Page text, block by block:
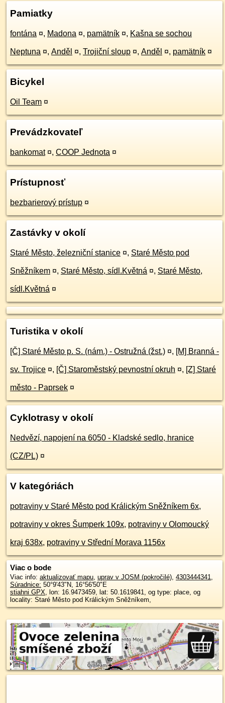
Pamiatky
fontána ¤, Madona ¤, pamätník ¤, Kašna se sochou
Neptuna ¤, Anděl ¤, Trojiční sloup ¤, Anděl ¤, pamätník ¤
Bicykel
Oil Team ¤
Prevádzkovateľ
bankomat ¤, COOP Jednota ¤
Prístupnosť
bezbarierový prístup ¤
Zastávky v okolí
Staré Město, železniční stanice ¤, Staré Město pod
Sněžníkem ¤, Staré Město, sídl.Květná ¤, Staré Město,
sídl.Květná ¤
Turistika v okolí
[Č] Staré Město p. S. (nám.) - Ostružná (žst.) ¤, [M] Branná -
sv. Trojice ¤, [Č] Staroměstský pevnostní okruh ¤, [Z] Staré
město - Paprsek ¤
Cyklotrasy v okolí
Nedvězí, napojení na 6050 - Kladské sedlo, hranice
(CZ/PL) ¤
V kategóriách
potraviny v Staré Město pod Králickým Sněžníkem 6x,
potraviny v okres Šumperk 109x, potraviny v Olomoucký
kraj 638x, potraviny v Střední Morava 1156x
Viac o bode
Viac info: aktualizovať mapu, uprav v JOSM (pokročilé), 4303444341,
Súradnice: 50°9'43"N, 16°56'50"E
stiahni GPX, lon: 16.9473459, lat: 50.1619841, og type: place, og
locality: Staré Město pod Králickým Sněžníkem,